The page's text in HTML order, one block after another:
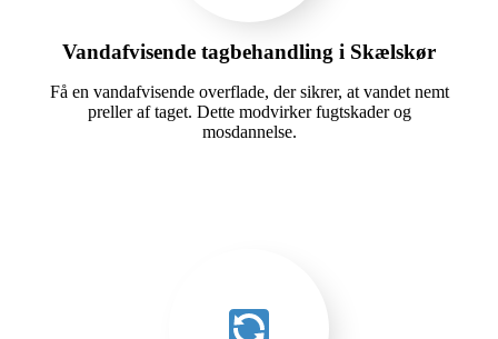
Vandafvisende tagbehandling i Skælskør
Få en vandafvisende overflade, der sikrer, at vandet nemt
preller af taget. Dette modvirker fugtskader og
mosdannelse.